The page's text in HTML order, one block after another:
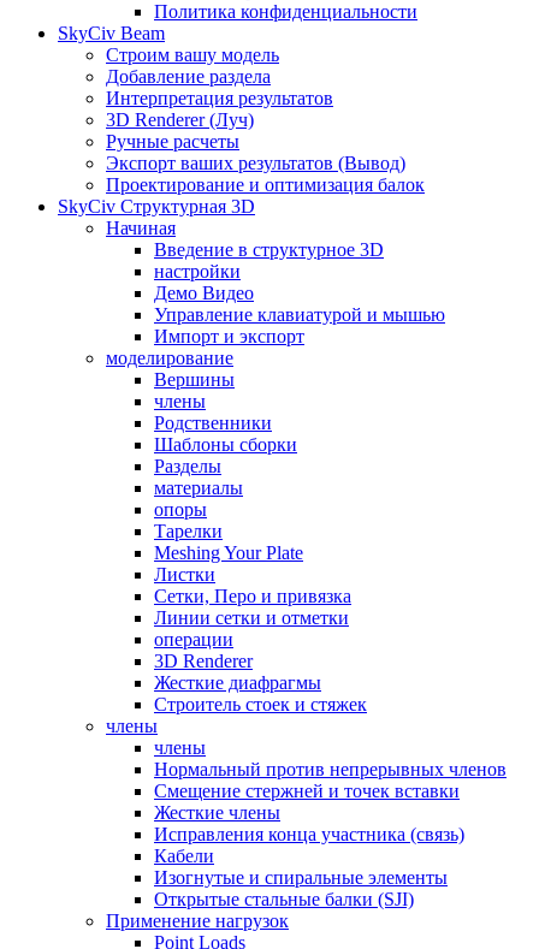
Политика конфиденциальности
SkyCiv Beam
Строим вашу модель
Добавление раздела
Интерпретация результатов
3D Renderer (Луч)
Ручные расчеты
Экспорт ваших результатов (Вывод)
Проектирование и оптимизация балок
SkyCiv Структурная 3D
Начиная
Введение в структурное 3D
настройки
Демо Видео
Управление клавиатурой и мышью
Импорт и экспорт
моделирование
Вершины
члены
Родственники
Шаблоны сборки
Разделы
материалы
опоры
Тарелки
Meshing Your Plate
Листки
Сетки, Перо и привязка
Линии сетки и отметки
операции
3D Renderer
Жесткие диафрагмы
Строитель стоек и стяжек
члены
члены
Нормальный против непрерывных членов
Смещение стержней и точек вставки
Жесткие члены
Исправления конца участника (связь)
Кабели
Изогнутые и спиральные элементы
Открытые стальные балки (SJI)
Применение нагрузок
Point Loads